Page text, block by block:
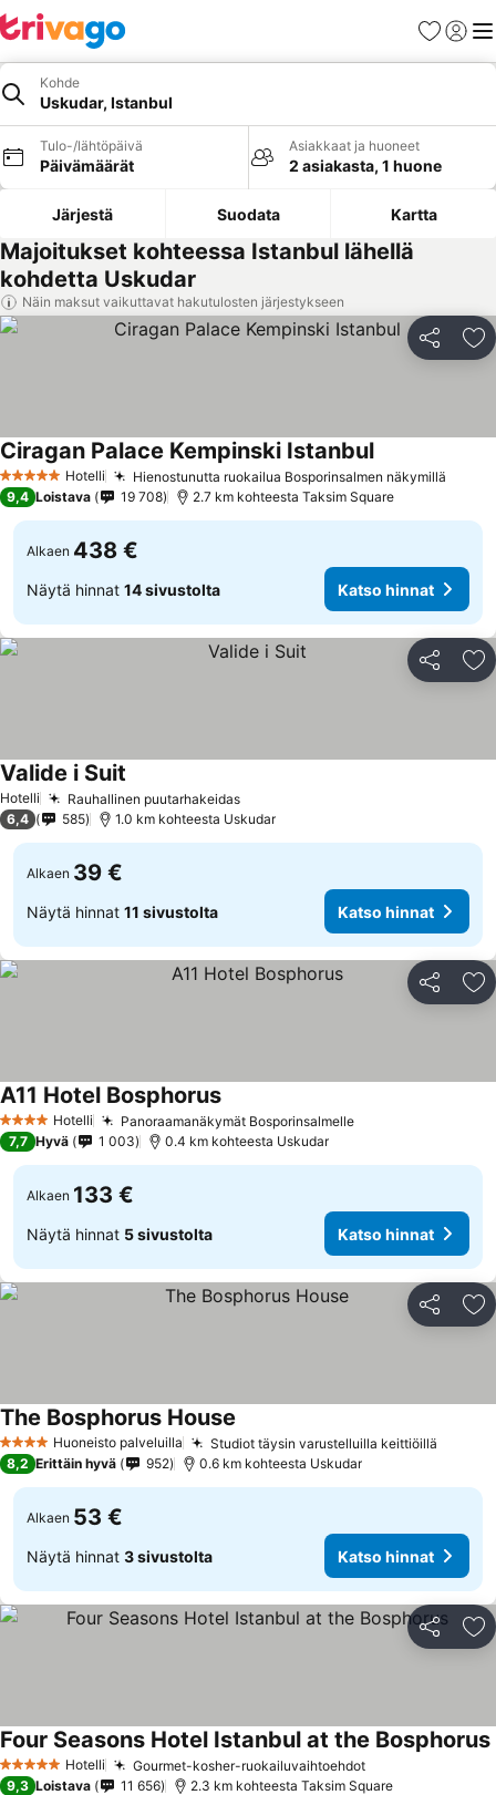
Suosikit
Kohde
Uskudar, Istanbul
Tulo-/lähtöpäivä
Päivämäärät
Asiakkaat ja huoneet
2 asiakasta, 1 huone
Järjestä Suodata Kartta
Majoitukset kohteessa Istanbul lähellä
kohdetta Uskudar
Näin maksut vaikuttavat hakutulosten järjestykseen
Jaa
5 Tähtiluokitus
Hotelli Hienostunutta ruokailua Bosporinsalmen näkymillä
Ciragan Palace Kempinski Istanbul
9,4 Loistava 19 708 2.7 km kohteesta Taksim Square
Alkaen 438 €
Näytä hinnat 14 sivustolta Katso hinnat
Jaa
Hotelli Rauhallinen puutarhakeidas
Valide i Suit
6,4 585 1.0 km kohteesta Uskudar
Alkaen 39 €
Näytä hinnat 11 sivustolta Katso hinnat
Jaa
4 Tähtiluokitus
Hotelli Panoraamanäkymät Bosporinsalmelle
A11 Hotel Bosphorus
7,7 Hyvä 1 003 0.4 km kohteesta Uskudar
Alkaen 133 €
Näytä hinnat 5 sivustolta Katso hinnat
Jaa
4 TähtiluokitusHuoneisto palveluilla Studiot täysin varustelluilla keittiöillä
The Bosphorus House
8,2 Erittäin hyvä 952 0.6 km kohteesta Uskudar
Alkaen 53 €
Näytä hinnat 3 sivustolta Katso hinnat
Jaa
5 Tähtiluokitus
Hotelli Gourmet-kosher-ruokailuvaihtoehdot
Four Seasons Hotel Istanbul at the Bosphorus
9,3 Loistava 11 656 2.3 km kohteesta Taksim Square